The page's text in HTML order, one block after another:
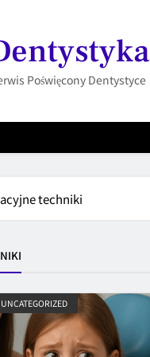
Poświęcony Dentystyce
techniki
UNCATEGORIZED